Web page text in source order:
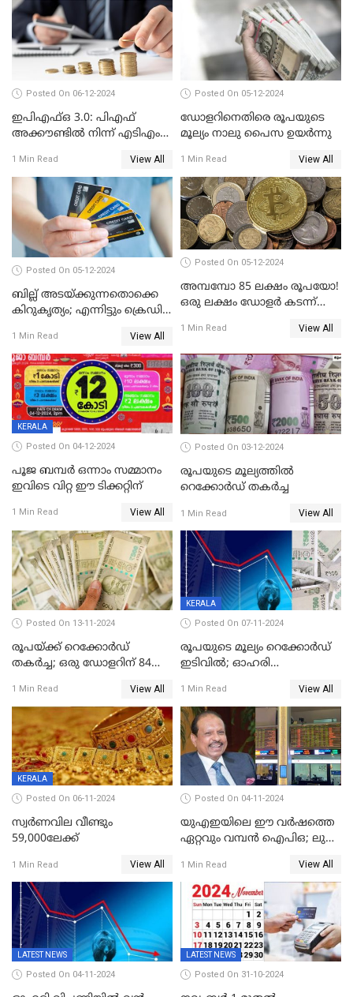
അറിഞ്ഞിരിക്കേണ്ട
കാര്യങ്ങൾ
Posted On 06-12-2024
ഇപിഎഫ്ഒ 3.0: പിഎഫ്
അക്കൗണ്ടിൽ നിന്ന് എടിഎം
1 Min Read View All
Posted On 05-12-2024
ഡോളറിനെതിരെ രൂപയുടെ
മൂല്യം നാലു പൈസ ഉയര്‍ന്നു
1 Min Read View All
Posted On 05-12-2024
ബില്ല് അടയ്ക്കുന്നതൊക്കെ
കിറുകൃത്യം; എന്നിട്ടും ക്രെഡിറ്റ്
കൂടുന്നില്ലേ? കാരണം ഇതാണ്
1 Min Read View All
Posted On 05-12-2024
അമ്പമ്പോ 85 ലക്ഷം രൂപയോ!
ഒരു ലക്ഷം ഡോളർ കടന്ന്
1 Min Read View All
KERALA
Posted On 04-12-2024
പൂജ ബമ്പർ ഒന്നാം സമ്മാനം
ഇവിടെ വിറ്റ ഈ ടിക്കറ്റിന്
1 Min Read View All
Posted On 03-12-2024
രൂപയുടെ മൂല്യത്തില്‍
റെക്കോര്‍ഡ് തകര്‍ച്ച
1 Min Read View All
Posted On 13-11-2024
രൂപയ്ക്ക് റെക്കോർഡ്
തകര്‍ച്ച; ഒരു ഡോളറിന് 84
വിനിമയ മൂല്യം
1 Min Read View All
KERALA
Posted On 07-11-2024
രൂപയുടെ മൂല്യം റെക്കോർഡ്
ഇടിവിൽ; ഓഹരി
സെന്‍സെക്‌സ് 80,000ല്‍
താഴെ
1 Min Read View All
KERALA
Posted On 06-11-2024
സ്വര്‍ണവില വീണ്ടും
59,000ലേക്ക്
1 Min Read View All
Posted On 04-11-2024
യുഎഇയിലെ ഈ വർഷത്തെ
ഏറ്റവും വമ്പൻ ഐപിഒ; ലുലു
സമാപനം,വൻ ഡിമാൻഡ്;
വിൽപന 30
ശതമാനത്തിലേക്ക് ഉയർത്തി
1 Min Read View All
LATEST NEWS
Posted On 04-11-2024
LATEST NEWS
Posted On 31-10-2024